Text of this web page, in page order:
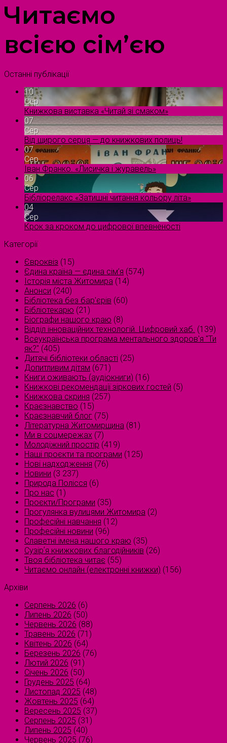
Читаємо
всією сім’єю
Останні публікації
10
Сер
Книжкова виставка «Читай зі смаком»
07
Сер
Від щирого серця — до книжкових полиць!
07
Сер
Іван Франко. «Лисичка і журавель»
06
Сер
Бібліорелакс «Затишні читання кольору літа»
04
Сер
Крок за кроком до цифрової впевненості
Категорії
Євроквіз (15)
Єдина країна — єдина сім’я (574)
Історія міста Житомира (14)
Анонси (240)
Бібліотека без бар'єрів (60)
Бібліотекарю (21)
Біографи нашого краю (8)
Відділ інноваційних технологій. Цифровий хаб. (139)
Всеукраїнська програма ментального здоров'я "Ти
як?" (405)
Дитячі бібліотеки області (25)
Допитливим дітям (671)
Книги оживають (аудіокниги) (16)
Книжкові рекомендації зіркових гостей (5)
Книжкова скриня (257)
Краєзнавство (15)
Краєзнавчий блог (75)
Літературна Житомирщина (81)
Ми в соцмережах (7)
Молодіжний простір (419)
Наші проєкти та програми (125)
Нові надходження (76)
Новини (3 237)
Природа Полісся (6)
Про нас (1)
Проєкти/Програми (35)
Прогулянка вулицями Житомира (2)
Професійні навчання (12)
Професійні новини (96)
Славетні імена нашого краю (35)
Сузірʼя книжкових благодійників (26)
Твоя бібліотека читає (55)
Читаємо онлайн (електронні книжки) (156)
Архіви
Серпень 2026 (6)
Липень 2026 (50)
Червень 2026 (88)
Травень 2026 (71)
Квітень 2026 (64)
Березень 2026 (76)
Лютий 2026 (91)
Січень 2026 (50)
Грудень 2025 (64)
Листопад 2025 (48)
Жовтень 2025 (64)
Вересень 2025 (37)
Серпень 2025 (31)
Липень 2025 (40)
Червень 2025 (76)